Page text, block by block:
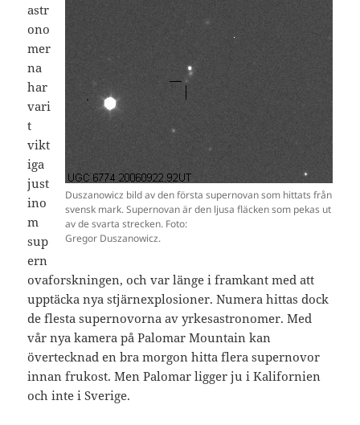
Duszanowicz bild av den första supernovan som hittats från
svensk mark. Supernovan är den ljusa fläcken som pekas ut
av de svarta strecken. Foto:
Gregor Duszanowicz.
astr
ono
mer
na
har
vari
t
vikt
iga
just
ino
m
sup
ern
ovaforskningen, och var länge i framkant med att
upptäcka nya stjärnexplosioner. Numera hittas dock
de flesta supernovorna av yrkesastronomer. Med
vår nya kamera på Palomar Mountain kan
övertecknad en bra morgon hitta flera supernovor
innan frukost. Men Palomar ligger ju i Kalifornien
och inte i Sverige.